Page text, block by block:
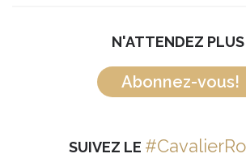
N'ATTENDEZ
Abonnez-vous!
SUIVEZ LE